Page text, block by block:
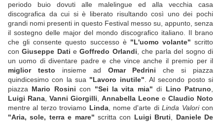
periodo buio dovuti alle malelingue ed alla vecchia casa
discografica da cui si è liberato risultando così uno dei pochi
grandi nomi presenti in questo Festival messo su, appunto, senza
il sostegno delle major del mondo discografico italiano. Il brano
che gli consente questo successo è "L'uomo volante" scritto
conGiuseppe Dati eGoffredo Orlandi , che parla del sogno di
un uomo di diventare padre e che vince anche il premio per il
miglior testo insieme ad Omar Pedrini che si piazza
quindicesimo con la sua "Lavoro inutile" . Al secondo posto si
piazza Mario Rosini con "Sei la vita mia" di Lino Patruno
Luigi Rana Vanni Giorgilli Annabella Leone e Claudio Noto
mentre al terzo troviamo Linda, nome d'arte diLinda Valoricon
"Aria, sole, terra e mare" scritta con Luigi Bruti
Daniele De